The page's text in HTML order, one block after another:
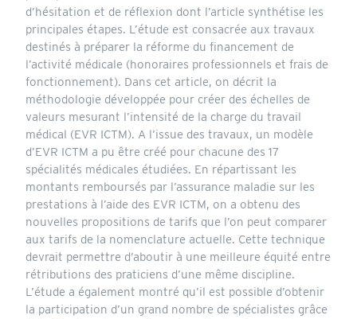
d’hésitation et de réflexion dont l’article synthétise les
principales étapes. L’étude est consacrée aux travaux
destinés à préparer la réforme du financement de
l’activité médicale (honoraires professionnels et frais de
fonctionnement). Dans cet article, on décrit la
méthodologie développée pour créer des échelles de
valeurs mesurant l’intensité de la charge du travail
médical (EVR ICTM). A l’issue des travaux, un modèle
d’EVR ICTM a pu être créé pour chacune des 17
spécialités médicales étudiées. En répartissant les
montants remboursés par l’assurance maladie sur les
prestations à l’aide des EVR ICTM, on a obtenu des
nouvelles propositions de tarifs que l’on peut comparer
aux tarifs de la nomenclature actuelle. Cette technique
devrait permettre d’aboutir à une meilleure équité entre
rétributions des praticiens d’une même discipline.
L’étude a également montré qu’il est possible d’obtenir
la participation d’un grand nombre de spécialistes grâce